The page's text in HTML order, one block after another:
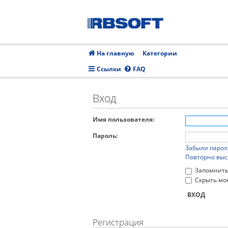
На главную
Категории
Ссылки
FAQ
Вход
Имя пользователя:
Пароль:
Забыли
Повторно
Скрыть
Регистрация